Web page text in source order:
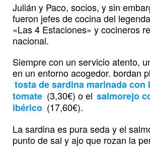
Julián y Paco, socios, y sin
fueron jefes de cocina del
«Las 4 Estaciones» y cocineros
nacional.
Siempre con un servicio atento,
en un entorno acogedor. bordan
tosta de sardina marinada con
tomate (3,30€) o el salmorejo
ibérico (17,60€).
La sardina es pura seda y el
punto de sal y ajo que rozan la